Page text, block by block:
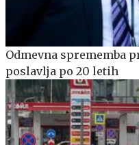
Odmevna sprememba
poslavlja po 20 letih